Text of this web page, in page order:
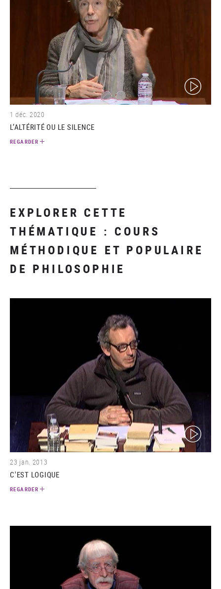
(video)
1 déc. 2020
L’ALTÉRITÉ OU LE SILENCE
REGARDER
EXPLORER CETTE
THÉMATIQUE : COURS
MÉTHODIQUE ET POPULAIRE
DE PHILOSOPHIE
(video)
23 jan. 2013
C'EST LOGIQUE
REGARDER